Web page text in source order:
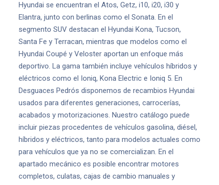
Hyundai se encuentran el Atos, Getz, i10, i20, i30 y
Elantra, junto con berlinas como el Sonata. En el
segmento SUV destacan el Hyundai Kona, Tucson,
Santa Fe y Terracan, mientras que modelos como el
Hyundai Coupé y Veloster aportan un enfoque más
deportivo. La gama también incluye vehículos híbridos y
eléctricos como el Ioniq, Kona Electric e Ioniq 5. En
Desguaces Pedrós disponemos de recambios Hyundai
usados para diferentes generaciones, carrocerías,
acabados y motorizaciones. Nuestro catálogo puede
incluir piezas procedentes de vehículos gasolina, diésel,
híbridos y eléctricos, tanto para modelos actuales como
para vehículos que ya no se comercializan. En el
apartado mecánico es posible encontrar motores
completos, culatas, cajas de cambio manuales y